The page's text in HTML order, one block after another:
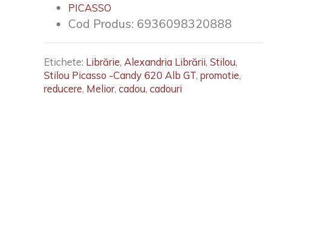
PICASSO
Cod Produs: 6936098320888
Etichete: Librărie, Alexandria Librării, Stilou,
Stilou Picasso -Candy 620 Alb GT, promotie,
reducere, Melior, cadou, cadouri